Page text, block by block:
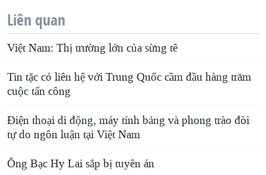
Liên quan
Việt Nam: Thị trường lớn của sừng tê
Tin tặc có liên hệ với Trung Quốc cầm đầu hàng trăm
cuộc tấn công
Điện thoại di động, máy tính bảng và phong trào đòi
tự do ngôn luận tại Việt Nam
Ông Bạc Hy Lai sắp bị tuyên án